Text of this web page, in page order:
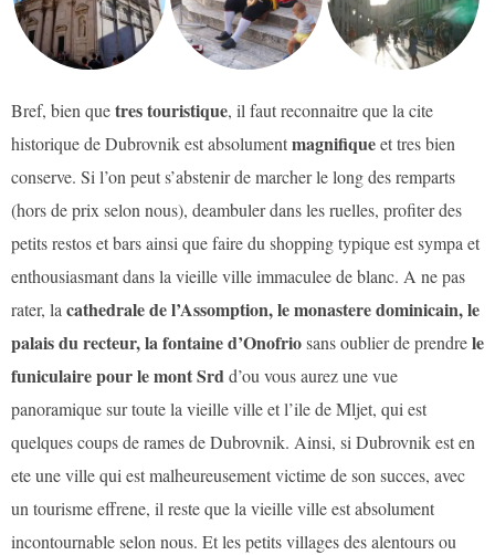
Bref, bien quetres touristique, il faut reconnaitre que la cite
historique de Dubrovnik est absolumentmagnifiqueet tres bien
conserve. Si l’on peut s’abstenir de marcher le long des remparts
(hors de prix selon nous), deambuler dans les ruelles, profiter des
petits restos et bars ainsi que faire du shopping typique est sympa et
enthousiasmant dans la vieille ville immaculee de blanc. A ne pas
rater, la cathedrale de l’Assomption, le monastere dominicain, le
palais du recteur, la fontaine d’Onofriosans oublier de prendrele
funiculaire pour le mont Srdd’ou vous aurez une vue
panoramique sur toute la vieille ville et l’ile de Mljet, qui est
quelques coups de rames de Dubrovnik. Ainsi, si Dubrovnik est en
ete une ville qui est malheureusement victime de son succes, avec
un tourisme effrene, il reste que la vieille ville est absolument
incontournable selon nous. Et les petits villages des alentours ou